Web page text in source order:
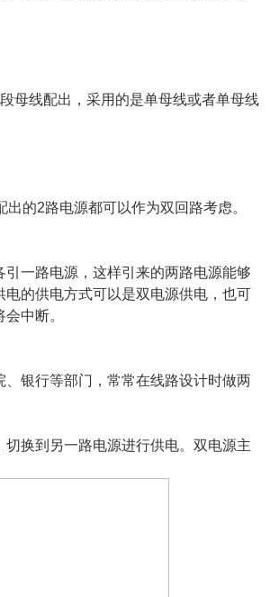
母线配出，采用的是单母线或者单母线
的2路电源都可以作为双回路考虑。
一路电源，这样引来的两路电源能够
的供电方式可以是双电源供电，也可
中断。
银行等部门，常常在线路设计时做两
换到另一路电源进行供电。双电源主